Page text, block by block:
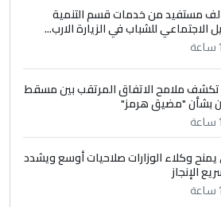
عصابة علي ماما يسقط
للعراق ومن اصول عريقة
يرد على صدام حسين سل
(نص كامل)
5
لك استاذ حامدتركان. كلام
الحقيقي للإنسان
الف مستفيد من خدمات قسم التنمية
الاجتماعي للشباب في الزيارة الارب...
ملامح الاتفاق المرتقب بين مسقط
بشأن "مضيق هرمز"
يمنح وكلاء الوزارات صلاحيات أوسع ويشدد
الإنجاز